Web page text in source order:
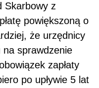
Skarbowy z
powiększoną o
że urzędnicy
sprawdzenie
zapłaty
po upływie 5 lat